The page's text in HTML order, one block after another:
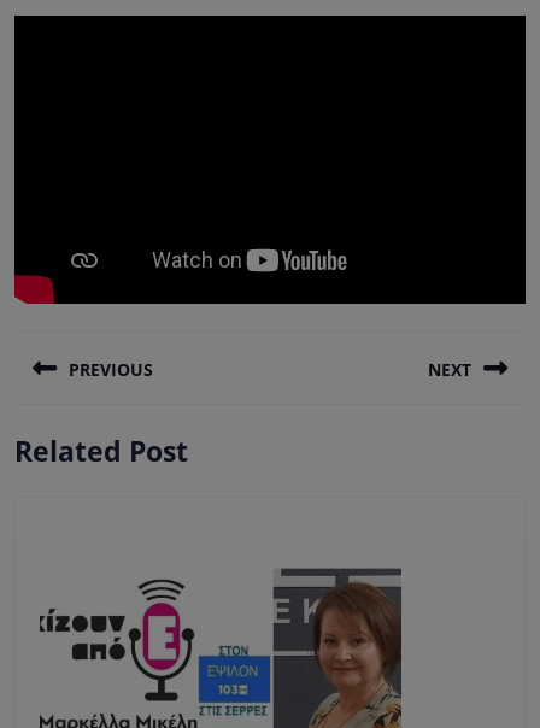
άρθρων
PREVIOUS
post:
NEXT
Related Post